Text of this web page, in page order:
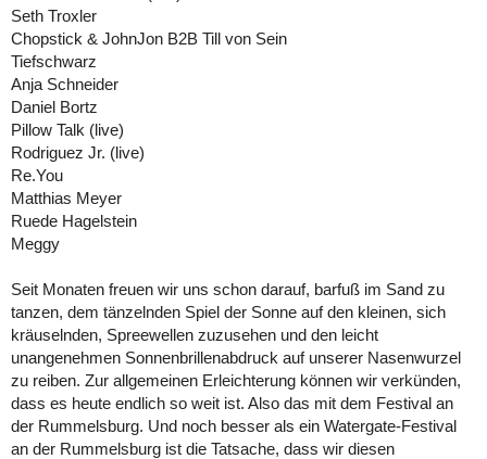
Seth Troxler
Chopstick & JohnJon B2B Till von Sein
Tiefschwarz
Anja Schneider
Daniel Bortz
Pillow Talk (live)
Rodriguez Jr. (live)
Re.You
Matthias Meyer
Ruede Hagelstein
Meggy
Seit Monaten freuen wir uns schon darauf, barfuß im Sand zu
tanzen, dem tänzelnden Spiel der Sonne auf den kleinen, sich
kräuselnden, Spreewellen zuzusehen und den leicht
unangenehmen Sonnenbrillenabdruck auf unserer Nasenwurzel
zu reiben. Zur allgemeinen Erleichterung können wir verkünden,
dass es heute endlich so weit ist. Also das mit dem Festival an
der Rummelsburg. Und noch besser als ein Watergate-Festival
an der Rummelsburg ist die Tatsache, dass wir diesen